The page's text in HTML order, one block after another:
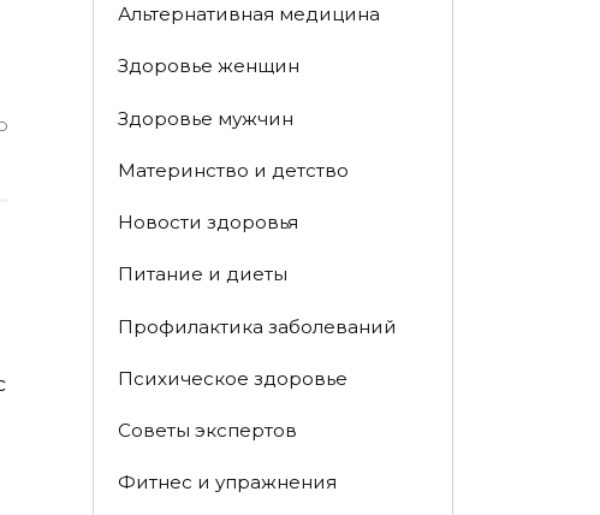
Альтернативная медицина
Здоровье женщин
Здоровье мужчин
Материнство и детство
Новости здоровья
Питание и диеты
Профилактика заболеваний
Психическое здоровье
Советы экспертов
Фитнес и упражнения